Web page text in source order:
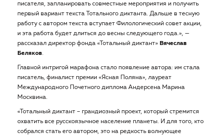
писателя, запланировать совместные мероприятия и получить
первый вариант текста Тотального диктанта. Дальше в тесную
работу с автором текста вступает Филологический совет акции,
и эта работа будет длиться до весны следующего года.», —
рассказал директор фонда «Тотальный диктант» Вячеслав
Беляков.
Главной интригой марафона стало появление автора: им стала
писатель, финалист премии «Ясная Поляна», лауреат
Международного Почетного диплома Андерсена Марина
Москвина.
«Тотальный диктант – грандиозный проект, который стремится
охватить все русскоязычное население планеты. И для того, кто
собрался стать его автором, это на редкость волнующее